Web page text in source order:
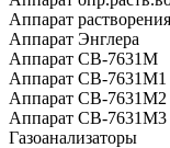
Аппарат
Аппарат Энглера
Аппарат СВ-7631М
Аппарат СВ-7631М1
Аппарат СВ-7631М2
Аппарат СВ-7631М3
Газоанализаторы